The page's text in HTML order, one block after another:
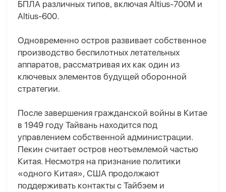
БПЛА различных типов, включая Altius-700M и
Altius-600.
Одновременно остров развивает собственное
производство беспилотных летательных
аппаратов, рассматривая их как один из
ключевых элементов будущей оборонной
стратегии.
После завершения гражданской войны в Китае
в 1949 году Тайвань находится под
управлением собственной администрации.
Пекин считает остров неотъемлемой частью
Китая. Несмотря на признание политики
«одного Китая», США продолжают
поддерживать контакты с Тайбэем и